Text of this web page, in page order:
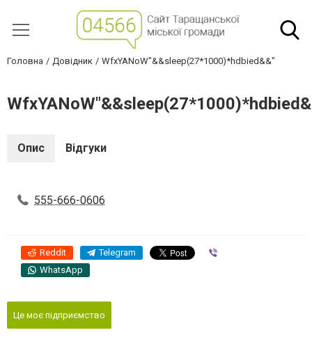
Головна Довідник WfxYANoW"&&sleep(27*1000)*hdbied&&"
Опис Відгуки
555-666-0606
Reddit Telegram
WhatsApp
Це моє підприємство